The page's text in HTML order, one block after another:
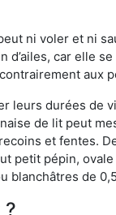
ni voler et ni
car elle
aux
durées de
de lit peut
et fentes.
petit pépin,
de